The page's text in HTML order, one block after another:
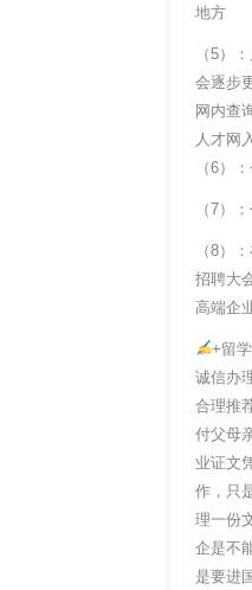
地方
（5）
会逐步
网内查
人才网
（6）
（7）
（8）
招聘大
高端企
+留
诚信办
合理推
付父母
业证文
作，只
理一份
企是不
是要进